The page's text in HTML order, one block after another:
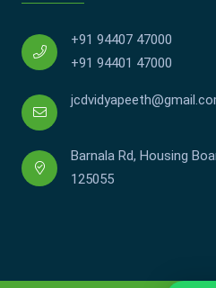
+91 94407 47000
+91 94401 47000
Barnala Rd, Housing
125055